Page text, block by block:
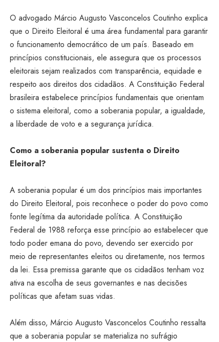
O advogado Márcio Augusto Vasconcelos Coutinho explica
que o Direito Eleitoral é uma área fundamental para garantir
o funcionamento democrático de um país. Baseado em
princípios constitucionais, ele assegura que os processos
eleitorais sejam realizados com transparência, equidade e
respeito aos direitos dos cidadãos. A Constituição Federal
brasileira estabelece princípios fundamentais que orientam
o sistema eleitoral, como a soberania popular, a igualdade,
a liberdade de voto e a segurança jurídica.
Como a soberania popular sustenta o Direito
Eleitoral?
A soberania popular é um dos princípios mais importantes
do Direito Eleitoral, pois reconhece o poder do povo como
fonte legítima da autoridade política. A Constituição
Federal de 1988 reforça esse princípio ao estabelecer que
todo poder emana do povo, devendo ser exercido por
meio de representantes eleitos ou diretamente, nos termos
da lei. Essa premissa garante que os cidadãos tenham voz
ativa na escolha de seus governantes e nas decisões
políticas que afetam suas vidas.
Além disso, Márcio Augusto Vasconcelos Coutinho ressalta
que a soberania popular se materializa no sufrágio